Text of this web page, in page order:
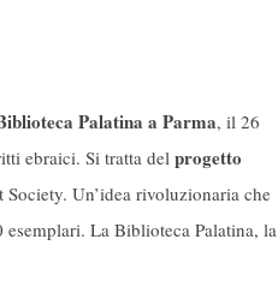
Palatina a Parma, il 26
ebraici. Si tratta del progetto
Un’idea rivoluzionaria che
La Biblioteca Palatina, la